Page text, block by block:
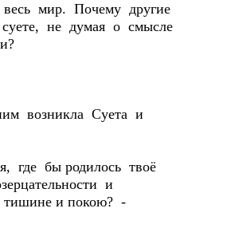
мир. Почему другие
не думая о смысле
возникла Суета и
где бы родилось твоё
и
тишине и покою? -